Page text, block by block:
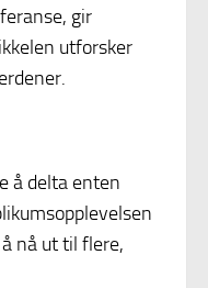
gir
utforsker
å delta enten
nå ut til flere,